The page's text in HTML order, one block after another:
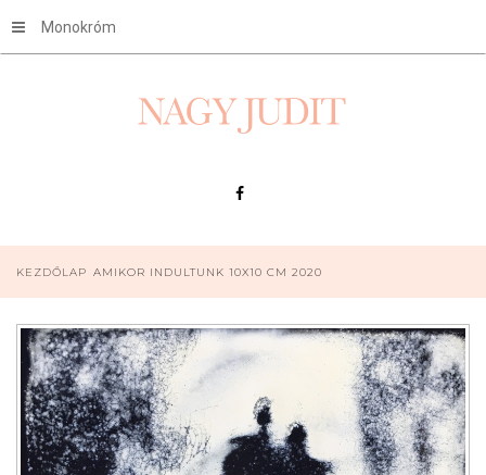
Monokróm
KEZDŐLAP AMIKOR INDULTUNK 10X10 CM 2020